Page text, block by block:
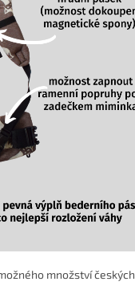
množství českých